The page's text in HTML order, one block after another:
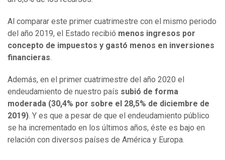
Al comparar este primer cuatrimestre con el mismo periodo
del año 2019, el Estado recibió menos ingresos por
concepto de impuestos y gastó menos en inversiones
financieras.
Además, en el primer cuatrimestre del año 2020 el
endeudamiento de nuestro país subió de forma
moderada (30,4% por sobre el 28,5% de diciembre de
2019). Y es que a pesar de que el endeudamiento público
se ha incrementado en los últimos años, éste es bajo en
relación con diversos países de América y Europa.